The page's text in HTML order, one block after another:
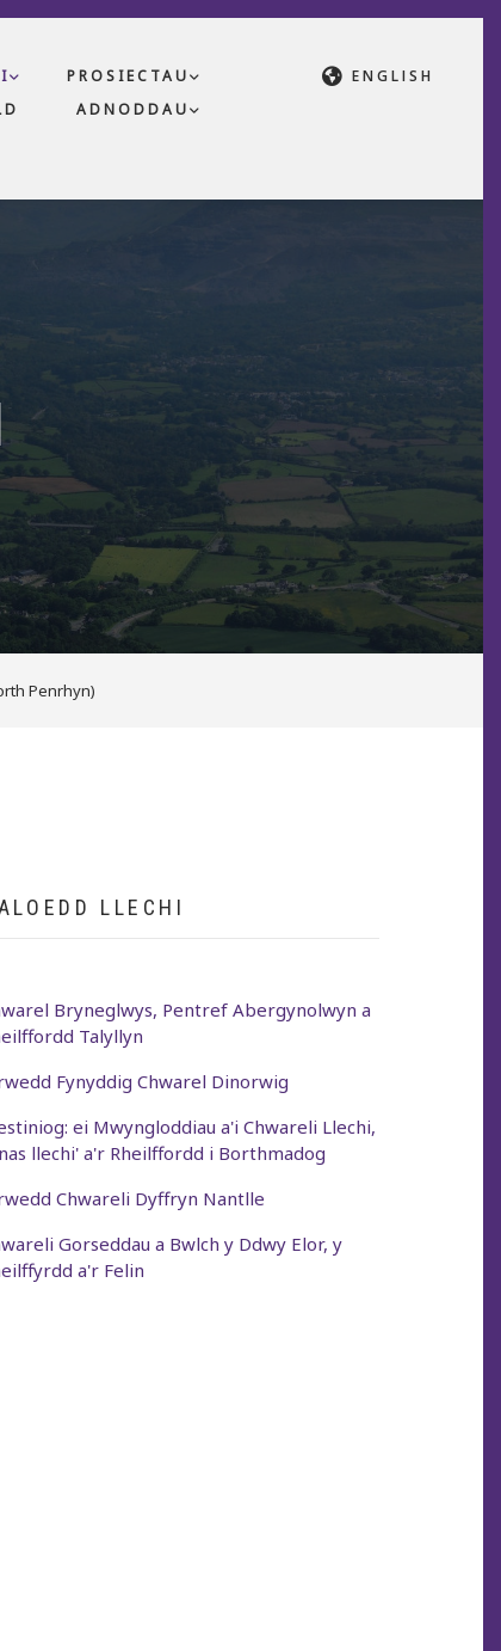
ENGLISH
PROSIECTAU
ADNODDAU
Penrhyn)
LLECHI
Bryneglwys, Pentref Abergynolwyn a
Talyllyn
Fynyddig Chwarel Dinorwig
ei Mwyngloddiau a'i Chwareli Llechi,
llechi' a'r Rheilffordd i Borthmadog
Chwareli Dyffryn Nantlle
Gorseddau a Bwlch y Ddwy Elor, y
a'r Felin